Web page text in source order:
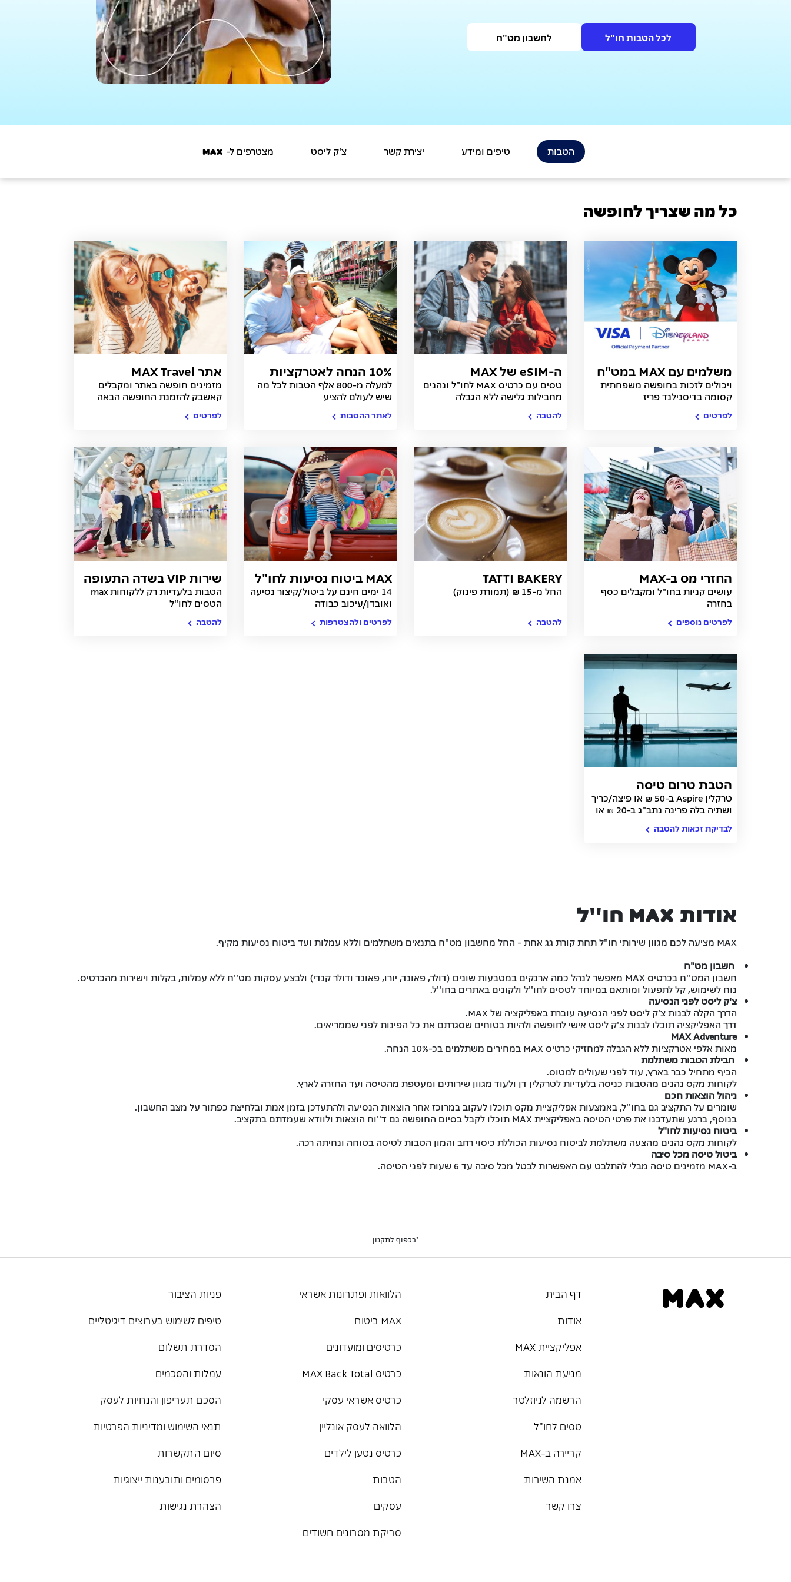
לכל הטבות חו"ל לחשבון מט"ח
הטבות טיפים ומידע יצירת קשר צ'ק ליסט מצטרפים ל- M_A_X
כל מה שצריך לחופשה
משלמים עם MAX במט"ח
ויכולים לזכות בחופשה משפחתית
קסומה בדיסנילנד פריז
לפרטים
ה-eSIM של MAX
טסים עם כרטיס MAX לחו"ל ונהנים
מחבילות גלישה ללא הגבלה
להטבה
10% הנחה לאטרקציות
בעולם
למעלה מ-800 אלף הטבות לכל מה
שיש לעולם להציע
לאתר ההטבות
אתר MAX Travel
מזמינים חופשה באתר ומקבלים
קאשבק להזמנת החופשה הבאה
לפרטים
החזרי מס ב-MAX
עושים קניות בחו"ל ומקבלים כסף
בחזרה
לפרטים נוספים
TATTI BAKERY
החל מ-15 ₪ (תמורת פינוק)
להטבה
MAX ביטוח נסיעות לחו"ל
14 ימים חינם על ביטול/קיצור נסיעה
ואובדן/עיכוב כבודה
לפרטים ולהצטרפות
שירות VIP בשדה התעופה
- טרמינל 3 בלבד
הטבות בלעדיות רק ללקוחות max
הטסים לחו"ל
להטבה
הטבת טרום טיסה
למועדונים זכאים בלבד
(תמורת פינוק)
טרקלין Aspire ב-50 ₪ או פיצה/כריך
ושתיה בלה פרינה נתב"ג ב-20 ₪ או
לבדיקת זכאות להטבה
אודות m_a_x חו''ל
MAX מציעה לכם מגוון שירותי חו"ל תחת קורת גג אחת - החל מחשבון מט"ח בתנאים משתלמים וללא עמלות ועד ביטוח נסיעות מקיף.
חשבון מט"ח
חשבון המט''ח בכרטיס MAX מאפשר לנהל כמה ארנקים במטבעות שונים (דולר, פאונד, יורו, פאונד ודולר קנדי) ולבצע עסקות מט''ח ללא עמלות, בקלות וישירות מהכרטיס.
נוח לשימוש, קל לתפעול ומותאם במיוחד לטסים לחו''ל ולקונים באתרים בחו''ל.
צ'ק ליסט לפני הנסיעה
הדרך הקלה לבנות צ'ק ליסט לפני הנסיעה עוברת באפליקציה של MAX.
דרך האפליקציה תוכלו לבנות צ'ק ליסט אישי לחופשה ולהיות בטוחים שסגרתם את כל הפינות לפני שממריאים.
MAX Adventure
מאות אלפי אטרקציות ללא הגבלה למחזיקי כרטיס MAX במחירים משתלמים בכ-10% הנחה.
חבילת הטבות משתלמת
הכיף מתחיל כבר בארץ, עוד לפני שעולים למטוס.
לקוחות מקס נהנים מהטבות כניסה בלעדיות לטרקלין דן ולעוד מגוון שירותים ומעטפת מהטיסה ועד החזרה לארץ.
ניהול הוצאות חכם
שומרים על התקציב גם בחו''ל, באמצעות אפליקציית מקס תוכלו לעקוב במרוכז אחר הוצאות הנסיעה ולהתעדכן בזמן אמת ובלחיצת כפתור על מצב החשבון.
בנוסף, ברגע שתעדכנו את פרטי הטיסה באפליקציית MAX תוכלו לקבל בסיום החופשה גם ד''וח הוצאות ולוודא שעמדתם בתקציב.
ביטוח נסיעות לחו"ל
לקוחות מקס נהנים מהצעה משתלמת לביטוח נסיעות הכוללת כיסוי רחב והמון הטבות לטיסה בטוחה ונחיתה רכה.
ביטול טיסה מכל סיבה
ב-MAX מזמינים טיסה מבלי להתלבט עם האפשרות לבטל מכל סיבה עד 6 שעות לפני הטיסה.
*בכפוף לתקנון
דף הבית
אודות
אפליקציית MAX
מניעת הונאות
הרשמה לניוזלטר
טסים לחו"ל
קריירה ב-MAX
אמנת השירות
צרו קשר
הלוואות ופתרונות אשראי
MAX ביטוח
כרטיסים ומועדונים
כרטיס MAX Back Total
כרטיס אשראי עסקי
הלוואה לעסק אונליין
כרטיס נטען לילדים
הטבות
עסקים
סריקת מסרונים חשודים
פניות הציבור
טיפים לשימוש בערוצים דיגיטליים
הסדרת תשלום
עמלות והסכמים
הסכם תעריפון והנחיות לעסק
תנאי השימוש ומדיניות הפרטיות
סיום התקשרות
פרסומים ותובענות ייצוגיות
הצהרת נגישות